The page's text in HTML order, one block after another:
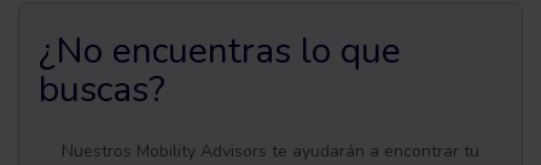
¿No encuentras lo que
buscas?
Nuestros Mobility Advisors te ayudarán a encontrar tu